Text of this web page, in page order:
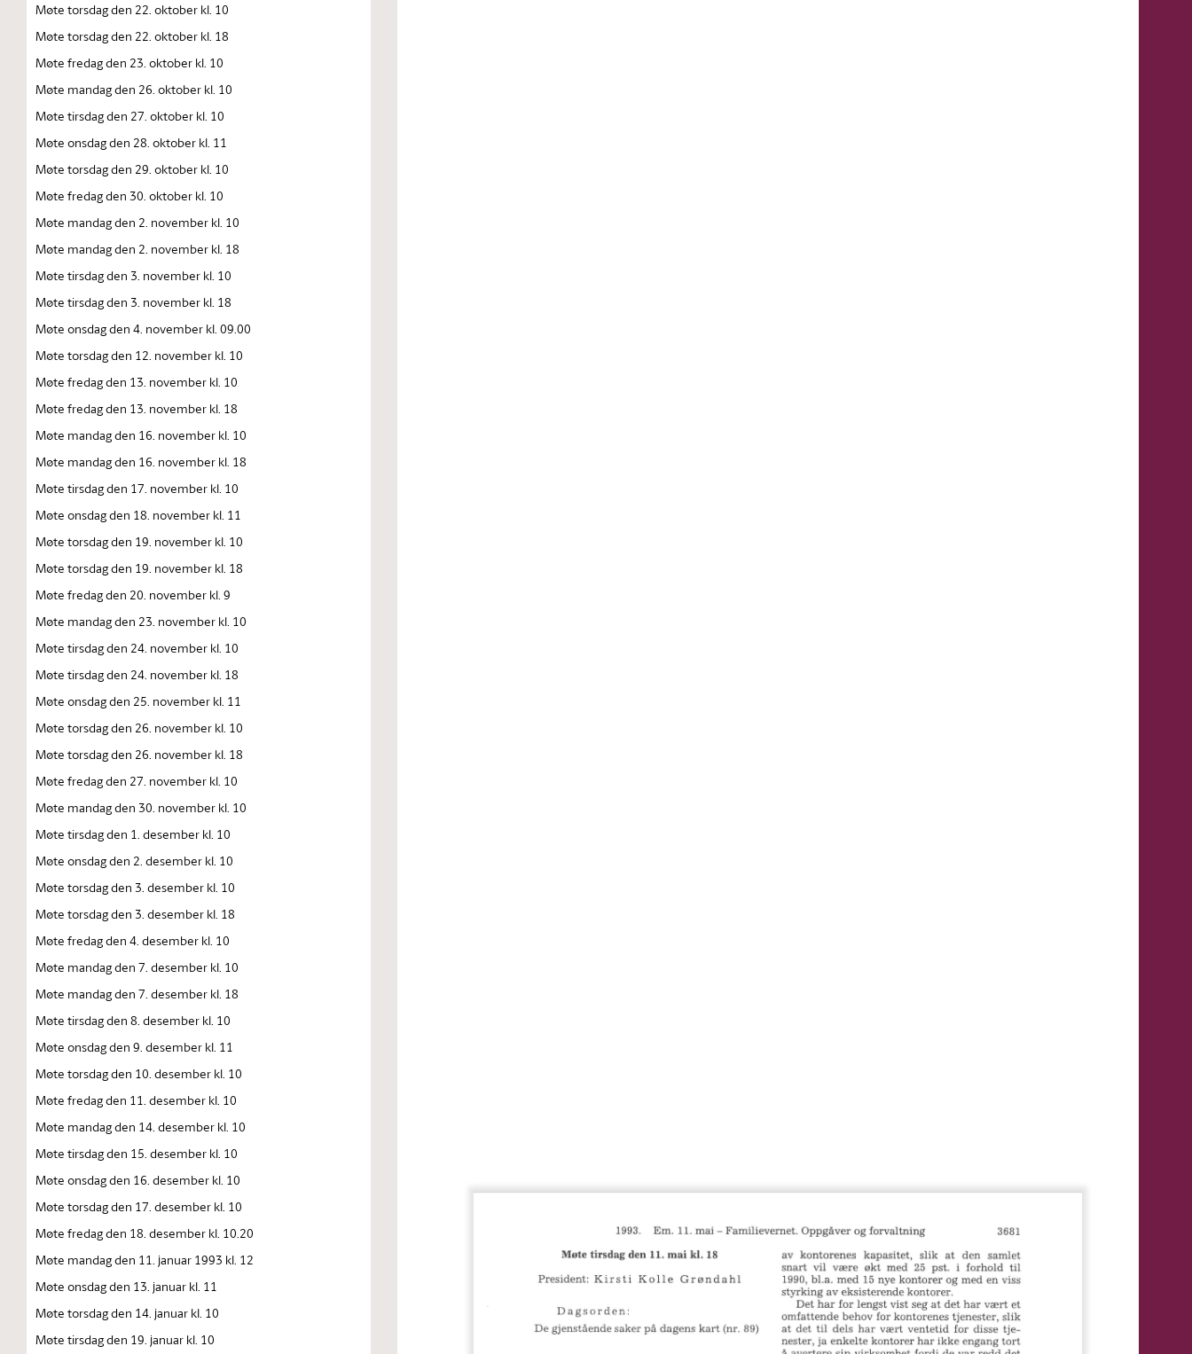
Møte torsdag den 22. oktober kl. 10
Møte torsdag den 22. oktober kl. 18
Møte fredag den 23. oktober kl. 10
Møte mandag den 26. oktober kl. 10
Møte tirsdag den 27. oktober kl. 10
Møte onsdag den 28. oktober kl. 11
Møte torsdag den 29. oktober kl. 10
Møte fredag den 30. oktober kl. 10
Møte mandag den 2. november kl. 10
Møte mandag den 2. november kl. 18
Møte tirsdag den 3. november kl. 10
Møte tirsdag den 3. november kl. 18
Møte onsdag den 4. november kl. 09.00
Møte torsdag den 12. november kl. 10
Møte fredag den 13. november kl. 10
Møte fredag den 13. november kl. 18
Møte mandag den 16. november kl. 10
Møte mandag den 16. november kl. 18
Møte tirsdag den 17. november kl. 10
Møte onsdag den 18. november kl. 11
Møte torsdag den 19. november kl. 10
Møte torsdag den 19. november kl. 18
Møte fredag den 20. november kl. 9
Møte mandag den 23. november kl. 10
Møte tirsdag den 24. november kl. 10
Møte tirsdag den 24. november kl. 18
Møte onsdag den 25. november kl. 11
Møte torsdag den 26. november kl. 10
Møte torsdag den 26. november kl. 18
Møte fredag den 27. november kl. 10
Møte mandag den 30. november kl. 10
Møte tirsdag den 1. desember kl. 10
Møte onsdag den 2. desember kl. 10
Møte torsdag den 3. desember kl. 10
Møte torsdag den 3. desember kl. 18
Møte fredag den 4. desember kl. 10
Møte mandag den 7. desember kl. 10
Møte mandag den 7. desember kl. 18
Møte tirsdag den 8. desember kl. 10
Møte onsdag den 9. desember kl. 11
Møte torsdag den 10. desember kl. 10
Møte fredag den 11. desember kl. 10
Møte mandag den 14. desember kl. 10
Møte tirsdag den 15. desember kl. 10
Møte onsdag den 16. desember kl. 10
Møte torsdag den 17. desember kl. 10
Møte fredag den 18. desember kl. 10.20
Møte mandag den 11. januar 1993 kl. 12
Møte onsdag den 13. januar kl. 11
Møte torsdag den 14. januar kl. 10
Møte tirsdag den 19. januar kl. 10